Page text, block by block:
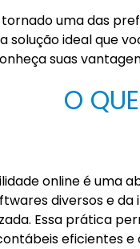
tornado uma das
solução ideal que
suas
O
online é uma
diversos e
Essa prática
eficientes